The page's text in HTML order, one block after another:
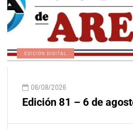
EDICIÓN DIGITAL
06/08/2026
Edición 81 – 6 de